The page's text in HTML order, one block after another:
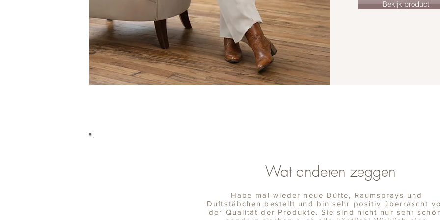
Bekijk product
Wat anderen zeggen
Habe mal wieder neue Düfte, Raumsprays und
Duftstäbchen bestellt und bin sehr positiv überrascht
der Qualität der Produkte. Sie sind nicht nur sehr